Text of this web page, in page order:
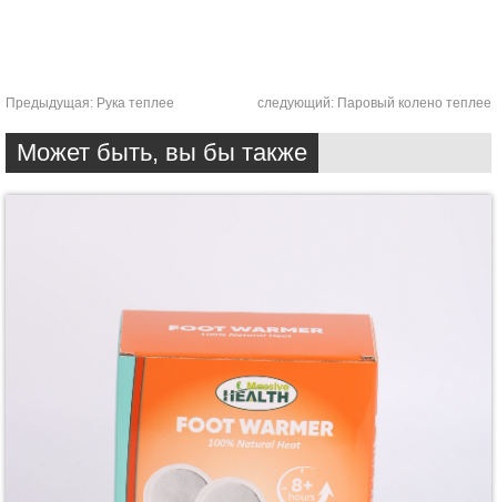
Предыдущая: Рука теплее следующий: Паровый колено теплее
Может быть, вы бы также